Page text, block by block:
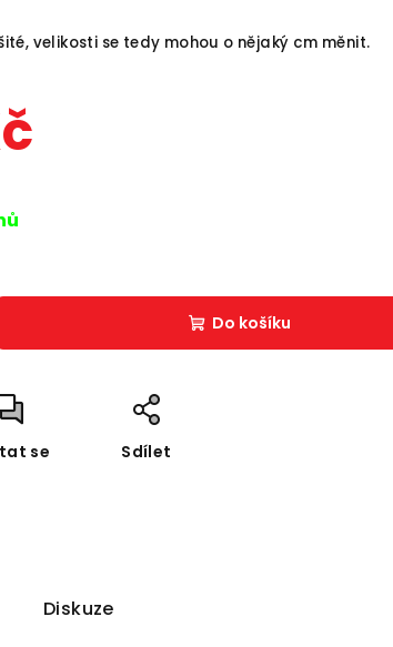
velikosti se tedy mohou o nějaký cm měnit.
Do košíku
se Sdílet
Diskuze